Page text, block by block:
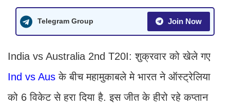
Telegram Group Join Now
India vs Australia 2nd T20I: शुक्रवार को खेले गए
Ind vs Aus के बीच महामुकाबले मे भारत ने ऑस्ट्रेलिया
को 6 विकेट से हरा दिया है. इस जीत के हीरो रहे कप्तान